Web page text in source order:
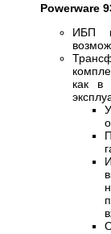
Powerware
ИБП
как в